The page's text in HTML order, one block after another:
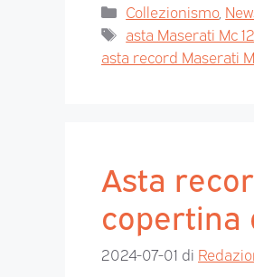
Collezionismo,
asta Maserati Mc
asta record Maserati
Asta
copertina
2024-07-01 di